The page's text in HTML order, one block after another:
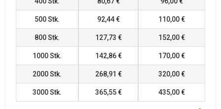
500Stk. 92,44 € 110,00 €
800Stk. 127,73 € 152,00 €
1000Stk. 142,86 € 170,00 €
2000Stk. 268,91 € 320,00 €
3000Stk. 365,55 € 435,00 €